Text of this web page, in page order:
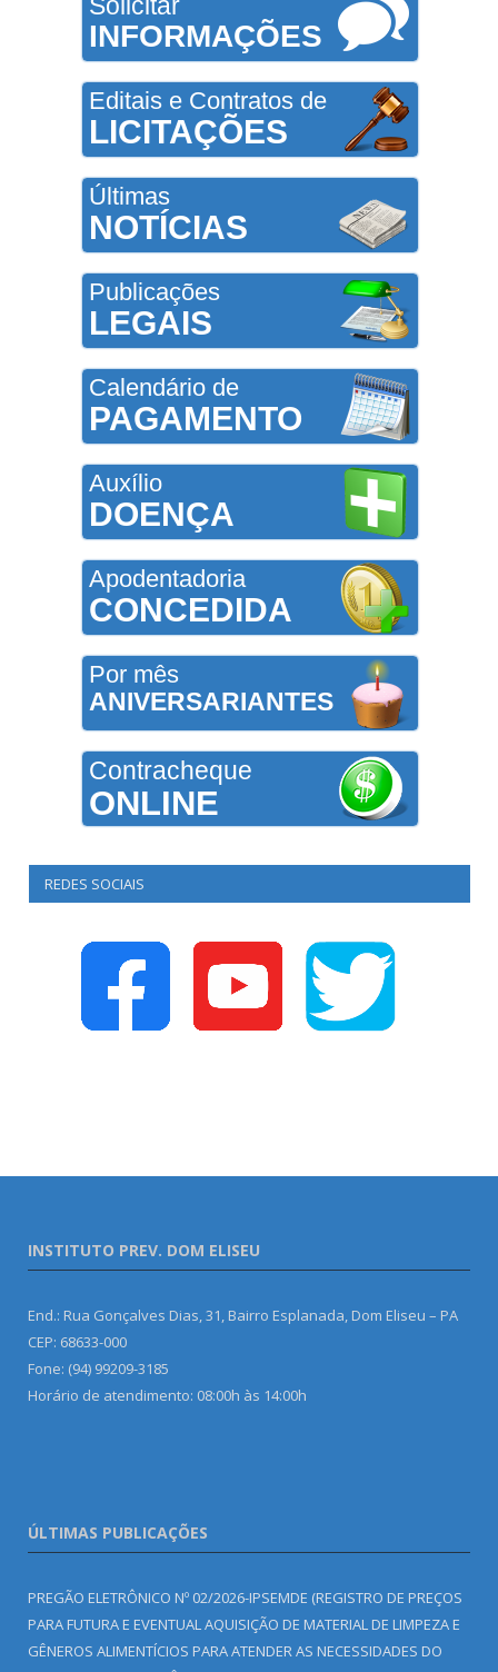
Solicitar
INFORMAÇÕES
Editais e Contratos de
LICITAÇÕES
Últimas
NOTÍCIAS
Publicações
LEGAIS
Calendário de
PAGAMENTO
Auxílio
DOENÇA
Apodentadoria
CONCEDIDA
Por mês
ANIVERSARIANTES
Contracheque
ONLINE
REDES SOCIAIS
INSTITUTO PREV. DOM ELISEU
End.: Rua Gonçalves Dias, 31, Bairro Esplanada, Dom Eliseu – PA
CEP: 68633-000
Fone: (94) 99209-3185
Horário de atendimento: 08:00h às 14:00h
ÚLTIMAS PUBLICAÇÕES
PREGÃO ELETRÔNICO Nº 02/2026-IPSEMDE (REGISTRO DE PREÇOS
PARA FUTURA E EVENTUAL AQUISIÇÃO DE MATERIAL DE LIMPEZA E
GÊNEROS ALIMENTÍCIOS PARA ATENDER AS NECESSIDADES DO